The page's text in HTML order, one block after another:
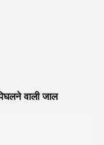
वाली जाल